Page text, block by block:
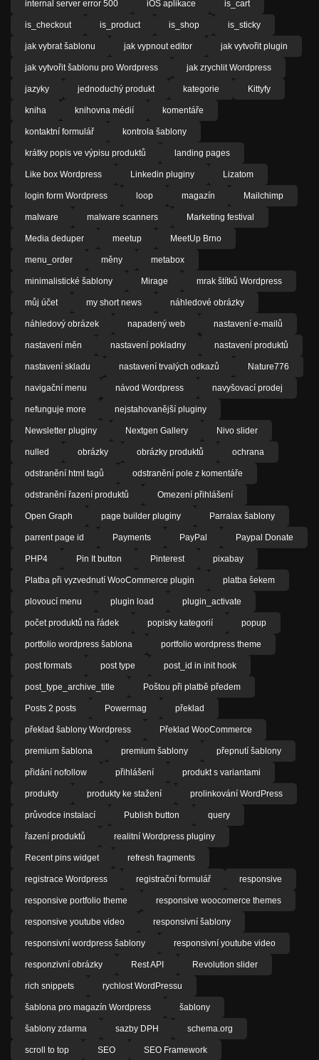
internal server error 500 iOS aplikace is_cart
is_checkout is_product is_shop is_sticky
jak vybrat šablonu jak vypnout editor jak vytvořit plugin
jak vytvořit šablonu pro Wordpress jak zrychlit Wordpress
jazyky jednoduchý produkt kategorie Kittyfy
kniha knihovna médií komentáře
kontaktní formulář kontrola šablony
krátky popis ve výpisu produktů landing pages
Like box Wordpress Linkedin pluginy Lizatom
login form Wordpress loop magazín Mailchimp
malware malware scanners Marketing festival
Media deduper meetup MeetUp Brno
menu_order měny metabox
minimalistické šablony Mirage mrak štítků Wordpress
můj účet my short news náhledové obrázky
náhledový obrázek napadený web nastavení e-mailů
nastavení měn nastavení pokladny nastavení produktů
nastavení skladu nastavení trvalých odkazů Nature776
navigační menu návod Wordpress navyšovací prodej
nefunguje more nejstahovanější pluginy
Newsletter pluginy Nextgen Gallery Nivo slider
nulled obrázky obrázky produktů ochrana
odstranění html tagů odstranění pole z komentáře
odstranění řazení produktů Omezení přihlášení
Open Graph page builder pluginy Parralax šablony
parrent page id Payments PayPal Paypal Donate
PHP4 Pin It button Pinterest pixabay
Platba při vyzvednutí WooCommerce plugin platba šekem
plovoucí menu plugin load plugin_activate
počet produktů na řádek popisky kategorií popup
portfolio wordpress šablona portfolio wordpress theme
post formats post type post_id in init hook
post_type_archive_title Poštou při platbě předem
Posts 2 posts Powermag překlad
překlad šablony Wordpress Překlad WooCommerce
premium šablona premium šablony přepnutí šablony
přidání nofollow přihlášení produkt s variantami
produkty produkty ke stažení prolinkování WordPress
průvodce instalací Publish button query
řazení produktů realitní Wordpress pluginy
Recent pins widget refresh fragments
registrace Wordpress registrační formulář responsive
responsive portfolio theme responsive woocomerce themes
responsive youtube video responsivní šablony
responsivní wordpress šablony responsivní youtube video
responzivní obrázky Rest API Revolution slider
rich snippets rychlost WordPressu
šablona pro magazín Wordpress šablony
šablony zdarma sazby DPH schema.org
scroll to top SEO SEO Framework